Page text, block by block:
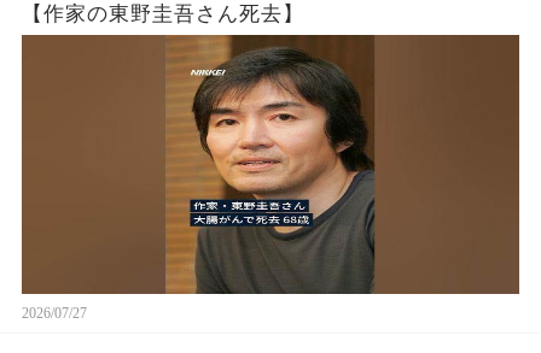
【作家の東野圭吾さん死去】
2026/07/27